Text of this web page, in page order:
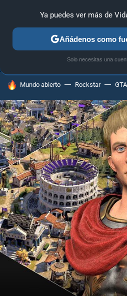
ANÁLISIS GUÍAS Y TRUCOS
HOY SE HABLA DE
Mundo abierto Rockstar
Ya puedes ver más de
Añádenos como
Solo necesitas una